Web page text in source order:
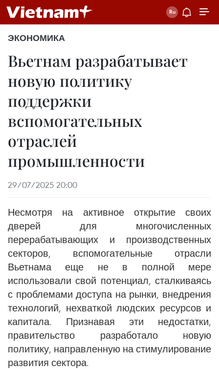
ЭКОНОМИКА
Вьетнам разрабатывает
новую политику
поддержки
вспомогательных
отраслей
промышленности
29/07/2025 20:00
Несмотря на активное открытие своих
дверей для многочисленных
перерабатывающих и производственных
секторов, вспомогательные отрасли
Вьетнама еще не в полной мере
использовали свой потенциал, сталкиваясь
с проблемами доступа на рынки, внедрения
технологий, нехваткой людских ресурсов и
капитала. Признавая эти недостатки,
правительство разработало новую
политику, направленную на стимулирование
развития сектора.